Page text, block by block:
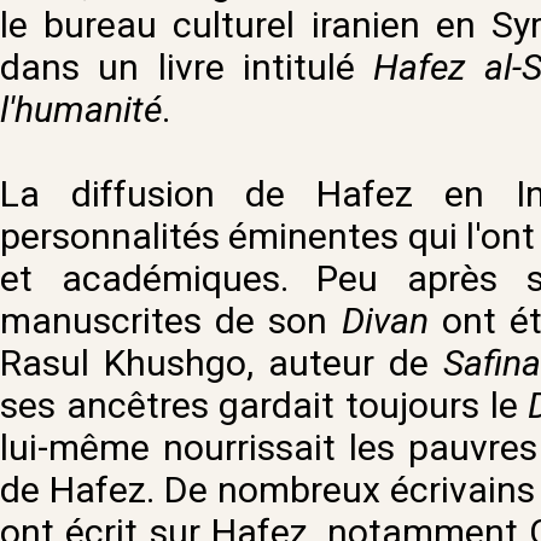
le bureau culturel iranien en
dans un livre intitulé Hafez al-
l'humanité.
La diffusion de Hafez en
personnalités éminentes qui
et académiques. Peu après
manuscrites de son Divan ont
Rasul Khushgo, auteur de
ses ancêtres gardait toujours le
lui-même nourrissait les
de Hafez. De nombreux
ont écrit sur Hafez, notamment